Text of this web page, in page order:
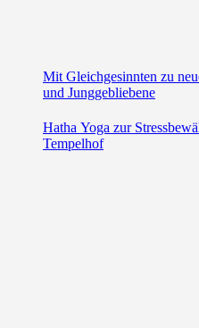
Mit Gleichgesinnten zu
und Junggebliebene
Hatha Yoga zur
Tempelhof